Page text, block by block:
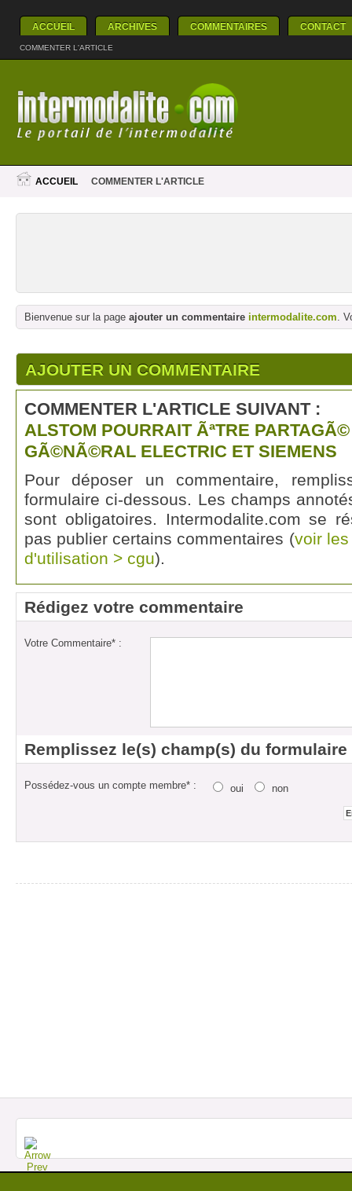
ACCUEIL ARCHIVES COMMENTAIRES CONTACT
COMMENTER L'ARTICLE
ACCUEIL COMMENTER L'ARTICLE
Bienvenue sur la page ajouter un commentaire intermodalite.com.
AJOUTER UN COMMENTAIRE
COMMENTER L'ARTICLE SUIVANT :
ALSTOM POURRAIT ÃªTRE
GÃ©NÃ©RAL ELECTRIC ET SIEMENS
Pour déposer un commentaire,
formulaire ci-dessous. Les champs
sont obligatoires. Intermodalite.com se
pas publier certains commentaires (voir
d'utilisation > cgu).
Rédigez votre commentaire
Votre Commentaire* :
Remplissez le(s) champ(s) du formulaire
Possédez-vous un compte membre* : oui non